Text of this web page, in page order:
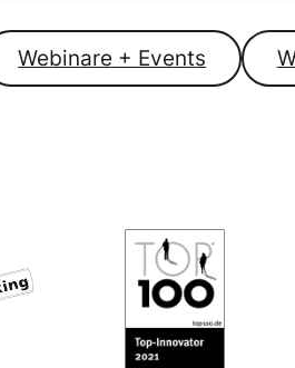
Webinare + Events